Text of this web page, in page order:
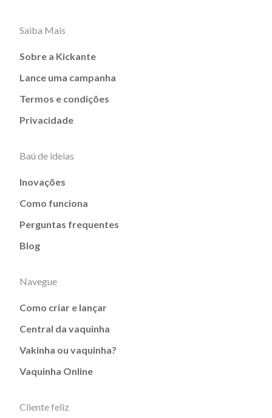
Saiba Mais
Sobre a Kickante
Lance uma campanha
Termos e condições
Privacidade
Baú de ideias
Inovações
Como funciona
Perguntas frequentes
Blog
Navegue
Como criar e lançar
Central da vaquinha
Vakinha ou vaquinha?
Vaquinha Online
Cliente feliz